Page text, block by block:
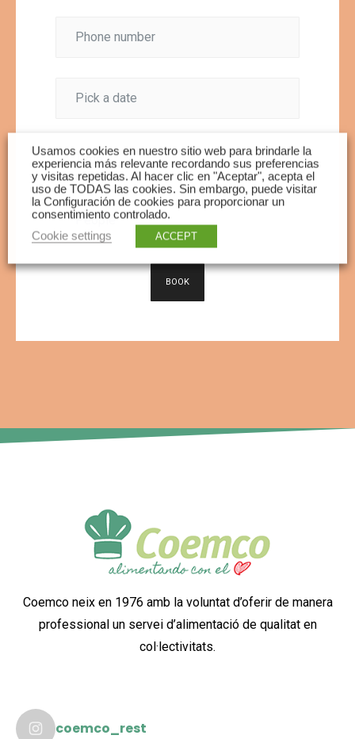
BOOK
Coemco neix en 1976 amb la voluntat d’oferir de manera
professional un servei d’alimentació de qualitat en
col·lectivitats.
coemco_rest
Usamos cookies en nuestro sitio web para brindarle la
experiencia más relevante recordando sus preferencias
y visitas repetidas. Al hacer clic en "Aceptar", acepta el
uso de TODAS las cookies. Sin embargo, puede visitar
la Configuración de cookies para proporcionar un
consentimiento controlado.
Cookie settings
ACCEPT